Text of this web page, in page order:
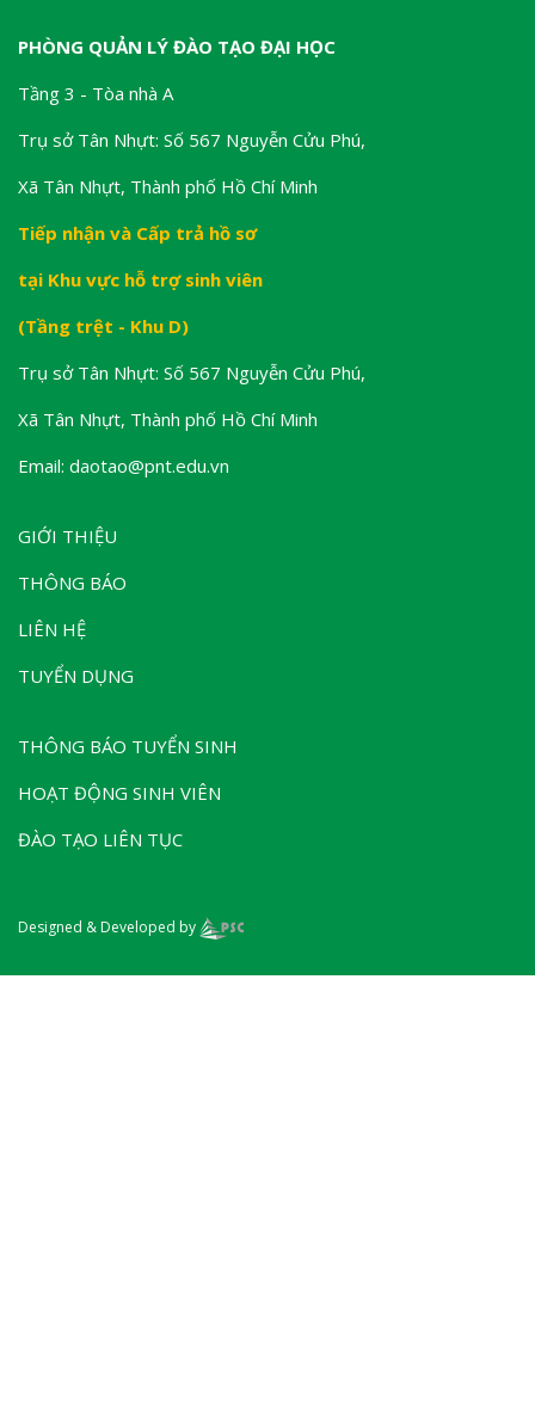
PHÒNG QUẢN LÝ ĐÀO TẠO ĐẠI HỌC
Tầng 3 - Tòa nhà A
Trụ sở Tân Nhựt: Số 567 Nguyễn Cửu Phú,
Xã Tân Nhựt, Thành phố Hồ Chí Minh
Tiếp nhận và Cấp trả hồ sơ
tại Khu vực hỗ trợ sinh viên
(Tầng trệt - Khu D)
Trụ sở Tân Nhựt: Số 567 Nguyễn Cửu Phú,
Xã Tân Nhựt, Thành phố Hồ Chí Minh
Email: daotao@pnt.edu.vn
GIỚI THIỆU
THÔNG BÁO
LIÊN HỆ
TUYỂN DỤNG
THÔNG BÁO TUYỂN SINH
HOẠT ĐỘNG SINH VIÊN
ĐÀO TẠO LIÊN TỤC
Designed & Developed by